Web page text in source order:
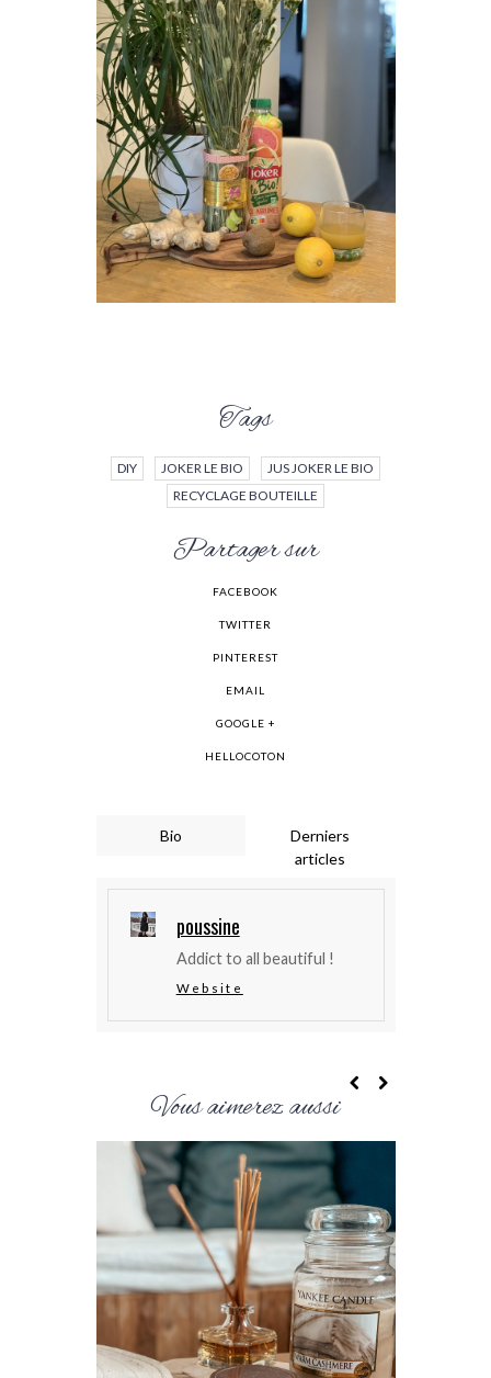
Tags
DIY JOKER LE BIO
JUS JOKER LE BIO
RECYCLAGE BOUTEILLE
Partager sur
FACEBOOK
TWITTER
PINTEREST
EMAIL
GOOGLE +
HELLOCOTON
Bio
Derniers
articles
poussine
Addict to all beautiful !
Website
Vous aimerez aussi